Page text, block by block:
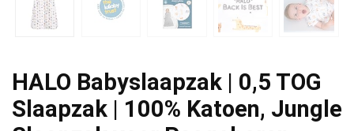
HALO Babyslaapzak | 0,5 TOG
Slaapzak | 100% Katoen, Jungle